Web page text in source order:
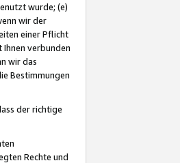
wurde; (e)
wir der
einer Pflicht
verbunden
wir das
Bestimmungen
der richtige
Rechte und